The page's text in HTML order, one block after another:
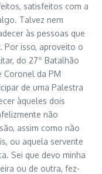
satisfeitos com a
Talvez nem
às pessoas que
Por isso, aproveito o
do 27º Batalhão
Coronel da PM
de uma Palestra
àqueles dois
não
assim como não
ou aquela servente
Sei que devo minha
ou de outra, fez-